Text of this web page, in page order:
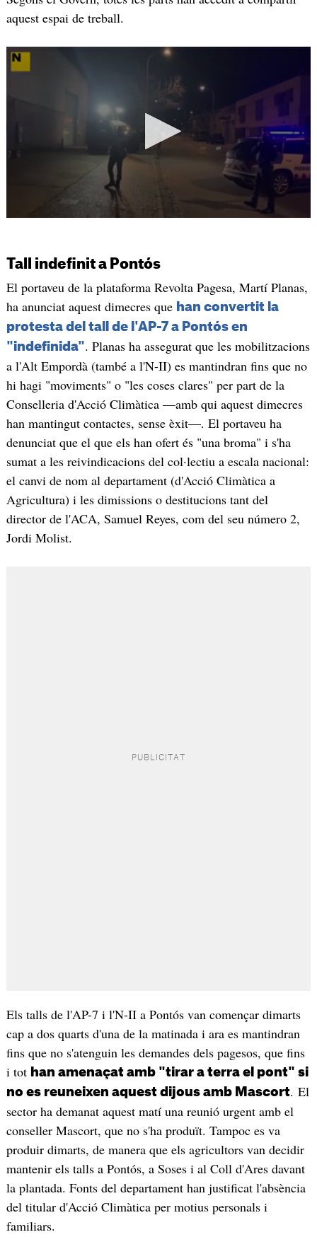
aquest espai de treball.
Tall indefinit a Pontós
El portaveu de la plataforma Revolta Pagesa, Martí Planas,
ha anunciat aquest dimecres que han convertit la
protesta del tall de l'AP-7 a Pontós en
"indefinida". Planas ha assegurat que les mobilitzacions
a l'Alt Empordà (també a l'N-II) es mantindran fins que no
hi hagi "moviments" o "les coses clares" per part de la
Conselleria d'Acció Climàtica —amb qui aquest dimecres
han mantingut contactes, sense èxit—. El portaveu ha
denunciat que el que els han ofert és "una broma" i s'ha
sumat a les reivindicacions del col·lectiu a escala nacional:
el canvi de nom al departament (d'Acció Climàtica a
Agricultura) i les dimissions o destitucions tant del
director de l'ACA, Samuel Reyes, com del seu número 2,
Jordi Molist.
Els talls de l'AP-7 i l'N-II a Pontós van començar dimarts
cap a dos quarts d'una de la matinada i ara es mantindran
fins que no s'atenguin les demandes dels pagesos, que fins
i tot han amenaçat amb "tirar a terra el pont" si
no es reuneixen aquest dijous amb Mascort. El
sector ha demanat aquest matí una reunió urgent amb el
conseller Mascort, que no s'ha produït. Tampoc es va
produir dimarts, de manera que els agricultors van decidir
mantenir els talls a Pontós, a Soses i al Coll d'Ares davant
la plantada. Fonts del departament han justificat l'absència
del titular d'Acció Climàtica per motius personals i
familiars.